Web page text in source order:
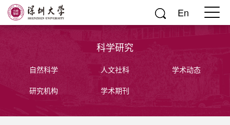
En
科学研究
自然科学 人文社科 学术动态
研究机构 学术期刊